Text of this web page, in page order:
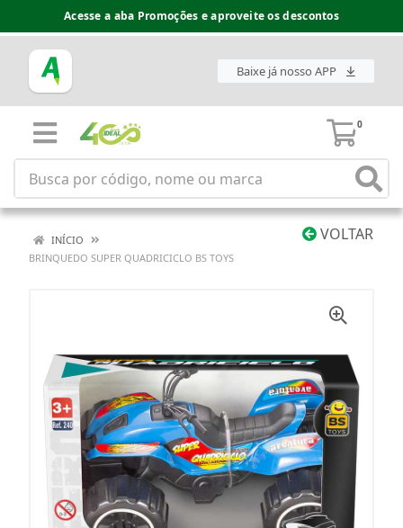
Acesse a aba Promoções e aproveite os descontos
Baixe já nosso APP
0
VOLTAR
INÍCIO
BRINQUEDO SUPER QUADRICICLO BS TOYS